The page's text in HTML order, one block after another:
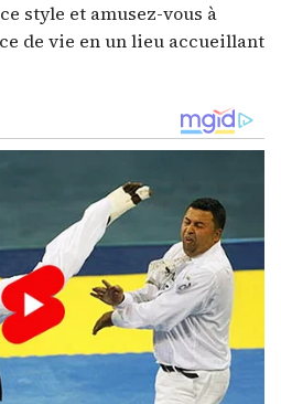
style et amusez-vous à
de vie en un lieu accueillant